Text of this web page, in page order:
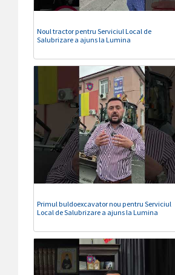
Noul tractor pentru Serviciul Local de
Salubrizare a ajuns la Lumina
Primul buldoexcavator nou pentru Serviciul
Local de Salubrizare a ajuns la Lumina